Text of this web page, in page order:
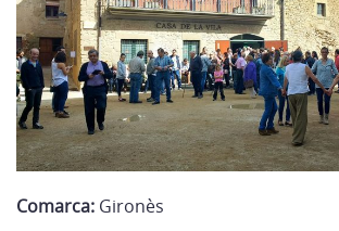
Comarca: Gironès